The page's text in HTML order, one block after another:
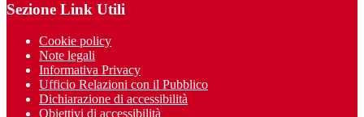
Sezione Link Utili
Cookie policy
Note legali
Informativa Privacy
Ufficio Relazioni con il Pubblico
Dichiarazione di accessibilità
Obiettivi di accessibilità